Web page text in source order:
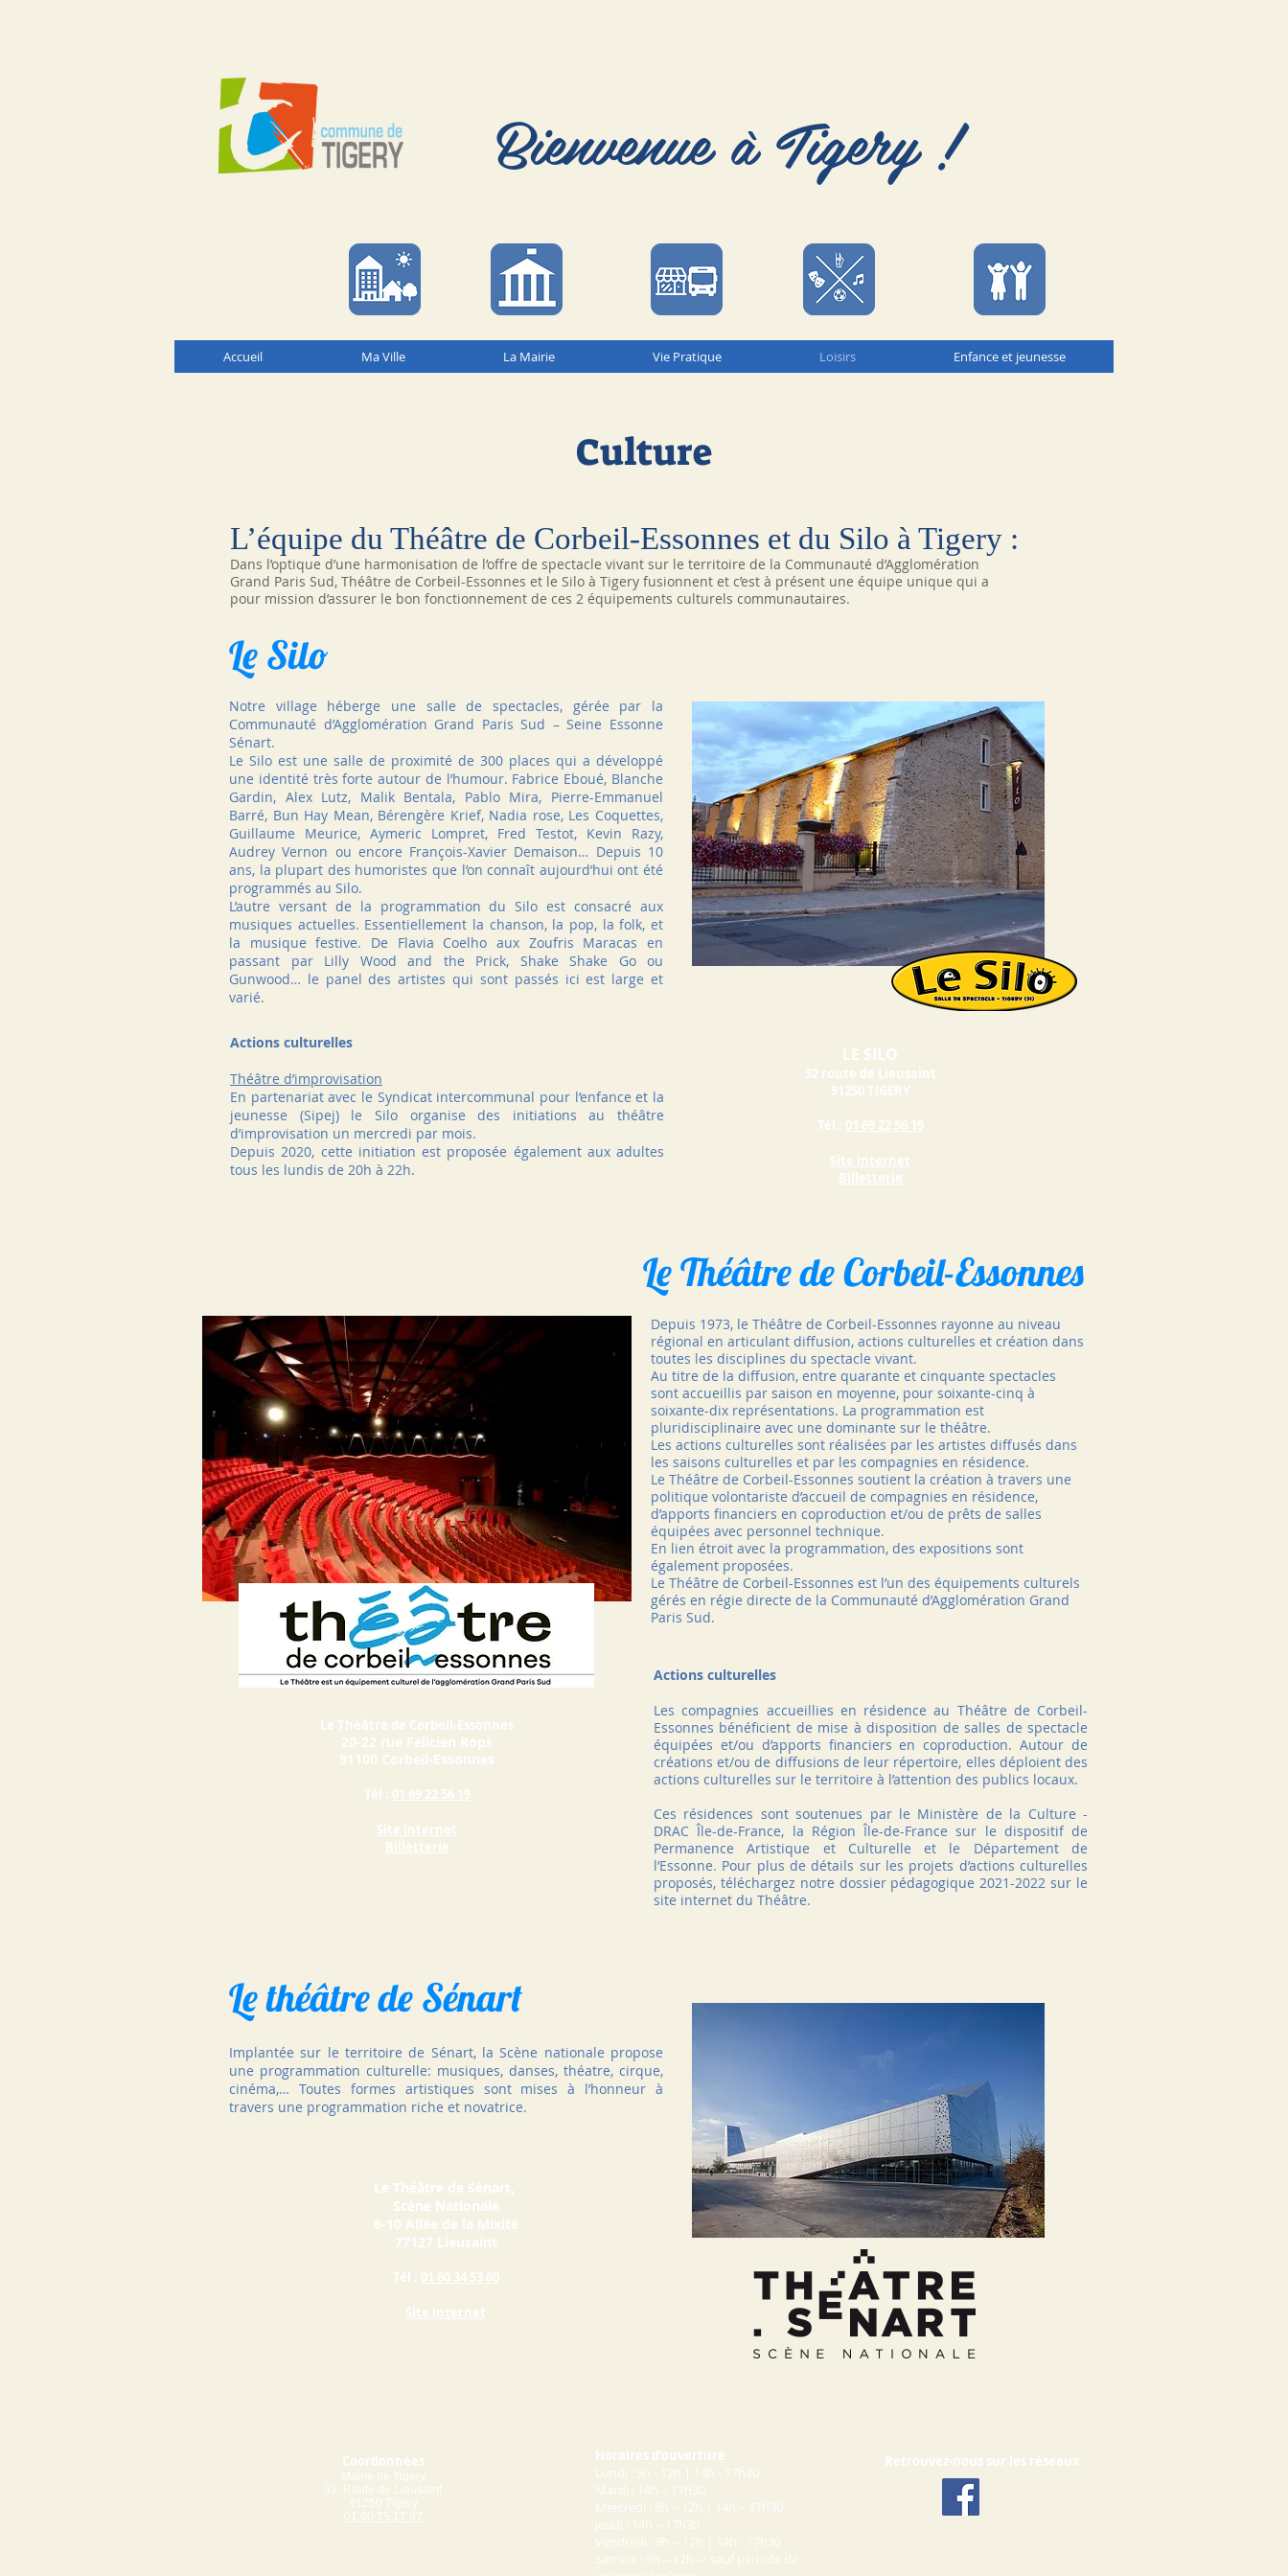
Bienvenue à Tigery !
Accueil Ma Ville La Mairie Vie Pratique Loisirs Enfance et jeunesse
Culture
L’équipe du Théâtre de Corbeil-Essonnes et du Silo à Tigery :
Dans l’optique d’une harmonisation de l’offre de spectacle vivant sur le territoire de la Communauté d’Agglomération
Grand Paris Sud, Théâtre de Corbeil-Essonnes et le Silo à Tigery fusionnent et c’est à présent une équipe unique qui a
pour mission d’assurer le bon fonctionnement de ces 2 équipements culturels communautaires.
Le Silo
Notre village héberge une salle de spectacles, gérée par la
Communauté d’Agglomération Grand Paris Sud – Seine Essonne
Sénart.
Le Silo est une salle de proximité de 300 places qui a développé
une identité très forte autour de l’humour. Fabrice Eboué, Blanche
Gardin, Alex Lutz, Malik Bentala, Pablo Mira, Pierre-Emmanuel
Barré, Bun Hay Mean, Bérengère Krief, Nadia rose, Les Coquettes,
Guillaume Meurice, Aymeric Lompret, Fred Testot, Kevin Razy,
Audrey Vernon ou encore François-Xavier Demaison… Depuis 10
ans, la plupart des humoristes que l’on connaît aujourd’hui ont été
programmés au Silo.
L’autre versant de la programmation du Silo est consacré aux
musiques actuelles. Essentiellement la chanson, la pop, la folk, et
la musique festive. De Flavia Coelho aux Zoufris Maracas en
passant par Lilly Wood and the Prick, Shake Shake Go ou
Gunwood… le panel des artistes qui sont passés ici est large et
varié.
Actions culturelles
Théâtre d’improvisation
En partenariat avec le Syndicat intercommunal pour l’enfance et la
jeunesse (Sipej) le Silo organise des initiations au théâtre
d’improvisation un mercredi par mois.
Depuis 2020, cette initiation est proposée également aux adultes
tous les lundis de 20h à 22h.
LE SILO
32 route de Lieusaint
91250 TIGERY
Tél : 01 69 22 56 19
Site internet
Billetterie
Le Théâtre de Corbeil-Essonnes
Le Théâtre de Corbeil-Essonnes
20-22 rue Félicien Rops
91100 Corbeil-Essonnes
Tél : 01 69 22 56 19
Site internet
Billetterie
Depuis 1973, le Théâtre de Corbeil-Essonnes rayonne au niveau
régional en articulant diffusion, actions culturelles et création dans
toutes les disciplines du spectacle vivant.
Au titre de la diffusion, entre quarante et cinquante spectacles
sont accueillis par saison en moyenne, pour soixante-cinq à
soixante-dix représentations. La programmation est
pluridisciplinaire avec une dominante sur le théâtre.
Les actions culturelles sont réalisées par les artistes diffusés dans
les saisons culturelles et par les compagnies en résidence.
Le Théâtre de Corbeil-Essonnes soutient la création à travers une
politique volontariste d’accueil de compagnies en résidence,
d’apports financiers en coproduction et/ou de prêts de salles
équipées avec personnel technique.
En lien étroit avec la programmation, des expositions sont
également proposées.
Le Théâtre de Corbeil-Essonnes est l’un des équipements culturels
gérés en régie directe de la Communauté d’Agglomération Grand
Paris Sud.
Actions culturelles
Les compagnies accueillies en résidence au Théâtre de Corbeil-
Essonnes bénéficient de mise à disposition de salles de spectacle
équipées et/ou d’apports financiers en coproduction. Autour de
créations et/ou de diffusions de leur répertoire, elles déploient des
actions culturelles sur le territoire à l’attention des publics locaux.
Ces résidences sont soutenues par le Ministère de la Culture -
DRAC Île-de-France, la Région Île-de-France sur le dispositif de
Permanence Artistique et Culturelle et le Département de
l’Essonne. Pour plus de détails sur les projets d’actions culturelles
proposés, téléchargez notre dossier pédagogique 2021-2022 sur le
site internet du Théâtre.
Le théâtre de Sénart
Implantée sur le territoire de Sénart, la Scène nationale propose
une programmation culturelle: musiques, danses, théatre, cirque,
cinéma,… Toutes formes artistiques sont mises à l’honneur à
travers une programmation riche et novatrice.
Le Théâtre de Sénart,
Scène Nationale
8-10 Allée de la Mixité
77127 Lieusaint
Tél : 01 60 34 53 60
Site internet
Coordonnées
Mairie de Tigery
32, Route de Lieusaint
91250 Tigery
01 60 75 17 97
Horaires d’ouverture
Lundi : 9h - 12h | 14h - 17h30
Mardi : 14h – 17h30
Mercredi : 9h – 12h | 14h – 17h30
Jeudi : 14h – 17h30
Vendredi : 9h – 12h | 14h - 17h30
Samedi : 9h – 12h -> sauf période de
Retrouvez-nous sur les réseaux